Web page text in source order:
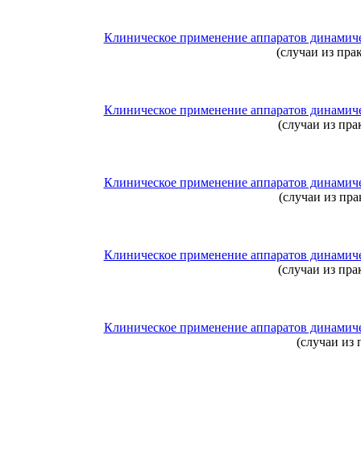
Клиническое применение аппаратов
(случаи из
Клиническое применение аппаратов
(случаи из
Клиническое применение аппаратов
(случаи из
Клиническое применение аппаратов
(случаи из
Клиническое применение аппаратов
(случаи из